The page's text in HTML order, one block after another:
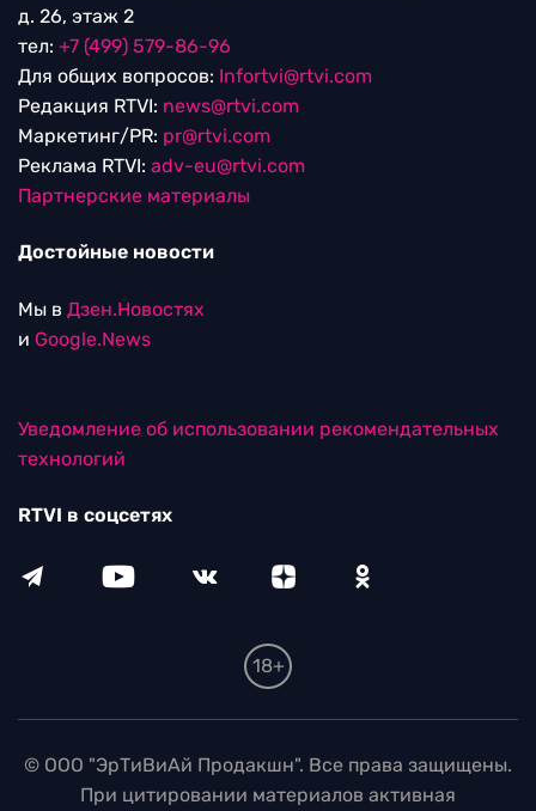
д. 26, этаж 2
тел: +7 (499) 579-86-96
Для общих вопросов: Infortvi@rtvi.com
Редакция RTVI: news@rtvi.com
Маркетинг/PR: pr@rtvi.com
Реклама RTVI: adv-eu@rtvi.com
Партнерские материалы
Достойные новости
Мы в Дзен.Новостях
и Google.News
Уведомление об использовании рекомендательных
технологий
RTVI в соцсетях
18+
© ООО "ЭрТиВиАй Продакшн". Все права защищены.
При цитировании материалов активная